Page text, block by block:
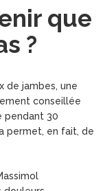
que
?
de jambes, une
conseillée
pendant 30
permet, en fait, de